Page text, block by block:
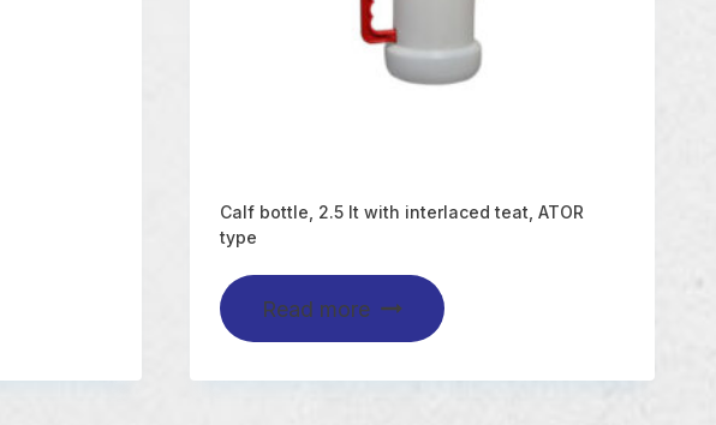
Calf bottle, 2.5 lt with interlaced teat, ATOR
type
Read more